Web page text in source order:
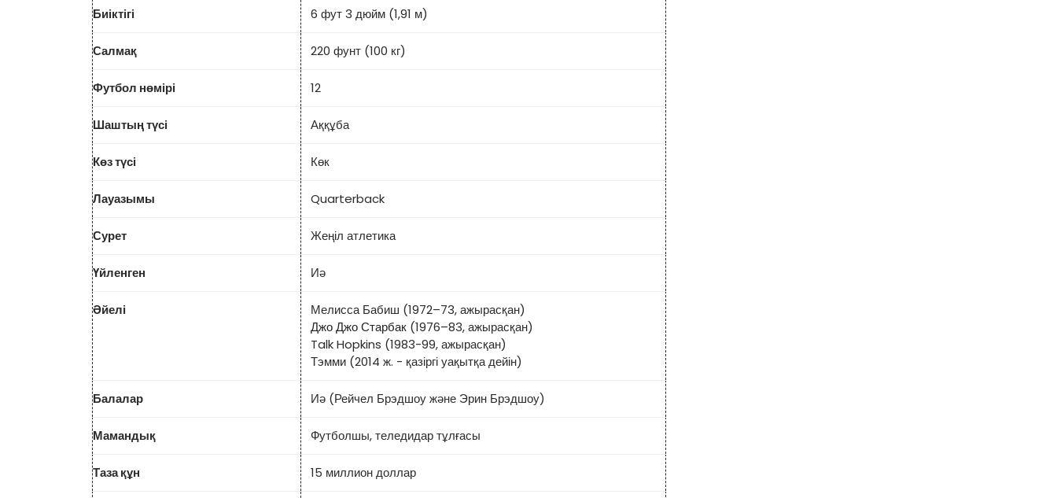
Биіктігі 6 фут 3 дюйм (1,91 м)
Салмақ 220 фунт (100 кг)
Футбол нөмірі 12
Шаштың түсі Аққұба
Көз түсі Көк
Лауазымы Quarterback
Сурет Жеңіл атлетика
Үйленген Иә
Әйелі
Мелисса Бабиш (1972–73, ажырасқан)
Джо Джо Старбак (1976–83, ажырасқан)
Talk Hopkins (1983-99, ажырасқан)
Тэмми (2014 ж. - қазіргі уақытқа дейін)
Балалар Иә (Рейчел Брэдшоу және Эрин Брэдшоу)
Мамандық Футболшы, теледидар тұлғасы
Таза құн 15 миллион доллар